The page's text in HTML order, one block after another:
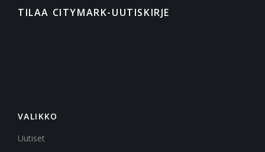
TILAA CITYMARK-UUTISKIRJE
VALIKKO
Uutiset